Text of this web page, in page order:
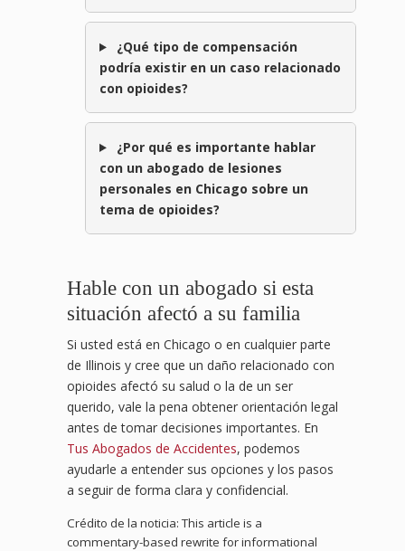
¿Qué tipo de compensación
podría existir en un caso relacionado
con opioides?
¿Por qué es importante hablar
con un abogado de lesiones
personales en Chicago sobre un
tema de opioides?
Hable con un abogado si esta
situación afectó a su familia
Si usted está en Chicago o en cualquier parte
de Illinois y cree que un daño relacionado con
opioides afectó su salud o la de un ser
querido, vale la pena obtener orientación legal
antes de tomar decisiones importantes. En
Tus Abogados de Accidentes, podemos
ayudarle a entender sus opciones y los pasos
a seguir de forma clara y confidencial.
Crédito de la noticia: This article is a
commentary-based rewrite for informational